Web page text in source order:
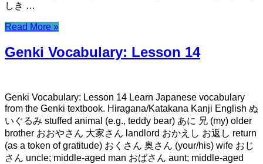
しき …
Read More »
Genki Vocabulary: Lesson 14
Genki Vocabulary: Lesson 14 Learn Japanese vocabulary
from the Genki textbook. Hiragana/Katakana Kanji English ぬ
いぐるみ stuffed animal (e.g., teddy bear) あに 兄 (my) older
brother おおやさん 大家さん landlord おかえし お返し return
(as a token of gratitude) おくさん 奥さん (your/his) wife おじ
さん uncle; middle-aged man おばさん aunt; middle-aged